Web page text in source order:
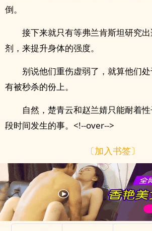
倒。
接下来就只有等弗兰肯斯坦研究
剂，来提升身体的强度。
别说他们重伤虚弱了，就算他们
有被秒杀的份上。
自然，楚青云和赵兰婧只能耐着
段时间发生的事。<!--over-->
〔加入书签〕